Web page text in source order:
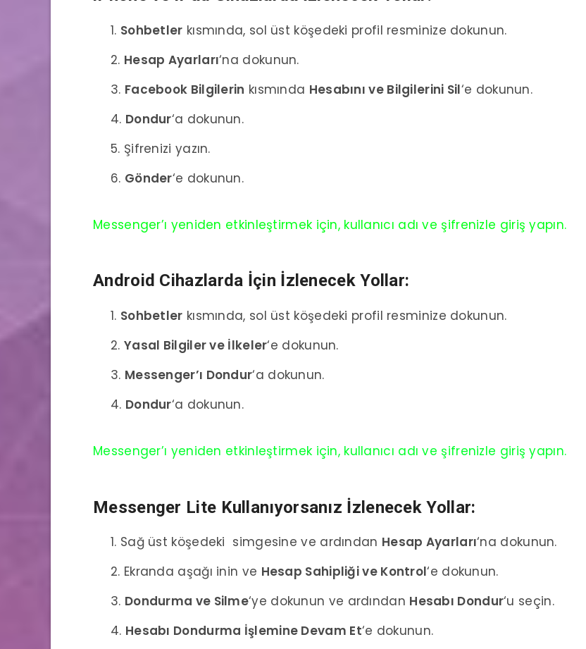
Sohbetler kısmında, sol üst köşedeki profil resminize dokunun.
Hesap Ayarları‘na dokunun.
Facebook Bilgilerin kısmında Hesabını ve Bilgilerini Sil‘e dokunun.
Dondur‘a dokunun.
Şifrenizi yazın.
Gönder‘e dokunun.
Messenger’ı yeniden etkinleştirmek için, kullanıcı adı ve şifrenizle giriş yapın.
Android Cihazlarda İçin İzlenecek Yollar:
Sohbetler kısmında, sol üst köşedeki profil resminize dokunun.
Yasal Bilgiler ve İlkeler‘e dokunun.
Messenger’ı Dondur‘a dokunun.
Dondur‘a dokunun.
Messenger’ı yeniden etkinleştirmek için, kullanıcı adı ve şifrenizle giriş yapın.
Messenger Lite Kullanıyorsanız İzlenecek Yollar:
Sağ üst köşedeki simgesine ve ardından Hesap Ayarları‘na dokunun.
Ekranda aşağı inin ve Hesap Sahipliği ve Kontrol‘e dokunun.
Dondurma ve Silme‘ye dokunun ve ardından Hesabı Dondur‘u seçin.
Hesabı Dondurma İşlemine Devam Et‘e dokunun.